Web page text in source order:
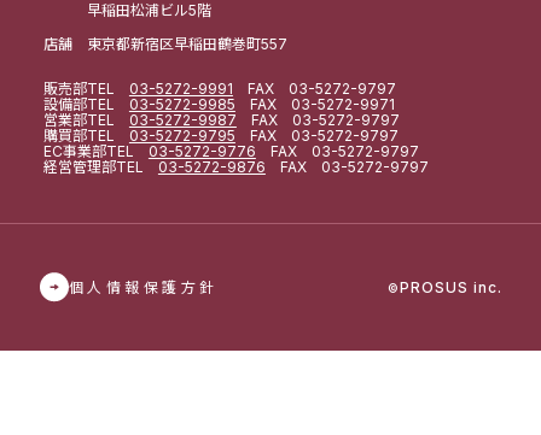
早稲田松浦ビル5階
店舗 東京都新宿区早稲田鶴巻町557
販売部TEL 03-5272-9991 FAX 03-5272-9797
設備部TEL 03-5272-9985 FAX 03-5272-9971
営業部TEL 03-5272-9987 FAX 03-5272-9797
購買部TEL 03-5272-9795 FAX 03-5272-9797
EC事業部TEL 03-5272-9776 FAX 03-5272-9797
経営管理部TEL 03-5272-9876 FAX 03-5272-9797
個人情報保護方針 ©PROSUS inc.